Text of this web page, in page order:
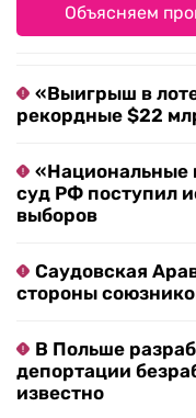
Объясняем
«Выигрыш в
рекордные $22
«Национальные
суд РФ поступил
выборов
Саудовская
стороны
В Польше
депортации
известно